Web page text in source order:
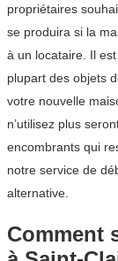
propriétaires
se produira si la
à un locataire. Il
plupart des objets
votre nouvelle
n’utilisez plus
encombrants qui
notre service de
alternative.
Comment